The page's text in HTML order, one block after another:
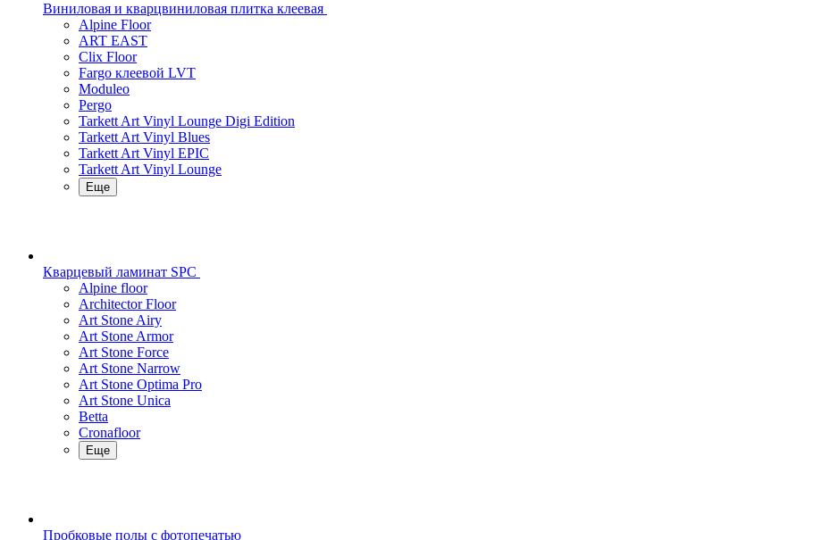
Виниловая и кварцвиниловая плитка клеевая
Alpine Floor
ART EAST
Clix Floor
Fargo клеевой LVT
Moduleo
Pergo
Tarkett Art Vinyl Lounge Digi Edition
Tarkett Art Vinyl Blues
Tarkett Art Vinyl EPIC
Tarkett Art Vinyl Lounge
Еще
Кварцевый ламинат SPC
Alpine floor
Architector Floor
Art Stone Airy
Art Stone Armor
Art Stone Force
Art Stone Narrow
Art Stone Optima Pro
Art Stone Unica
Betta
Cronafloor
Еще
Пробковые полы с фотопечатью